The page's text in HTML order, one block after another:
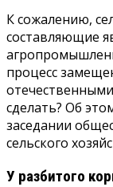
К сожалению,
составляющие
процесс
сделать? Об
заседании
сельского
У разбитого